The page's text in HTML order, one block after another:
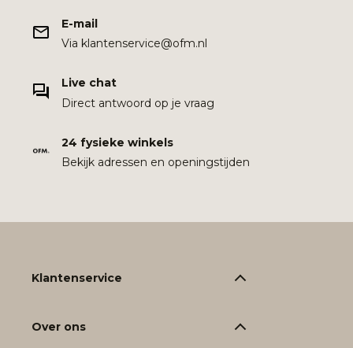
E-mail
Via klantenservice@ofm.nl
Live chat
Direct antwoord op je vraag
24 fysieke winkels
Bekijk adressen en openingstijden
Klantenservice
Over ons